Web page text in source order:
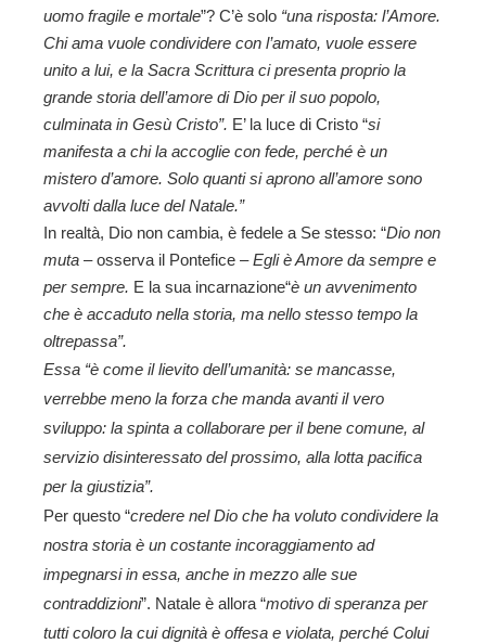
uomo fragile e mortale”? C’è solo “una risposta: l’Amore.
Chi ama vuole condividere con l’amato, vuole essere
unito a lui, e la Sacra Scrittura ci presenta proprio la
grande storia dell’amore di Dio per il suo popolo,
culminata in Gesù Cristo”. E’ la luce di Cristo “si
manifesta a chi la accoglie con fede, perché è un
mistero d’amore. Solo quanti si aprono all’amore sono
avvolti dalla luce del Natale.”
In realtà, Dio non cambia, è fedele a Se stesso: “Dio non
muta – osserva il Pontefice –Egli è Amore da sempre e
per sempre. E la sua incarnazione“è un avvenimento
che è accaduto nella storia, ma nello stesso tempo la
oltrepassa”.
Essa “è come il lievito dell’umanità: se mancasse,
verrebbe meno la forza che manda avanti il vero
sviluppo: la spinta a collaborare per il bene comune, al
servizio disinteressato del prossimo, alla lotta pacifica
per la giustizia”.
Per questo “credere nel Dio che ha voluto condividere la
nostra storia è un costante incoraggiamento ad
impegnarsi in essa, anche in mezzo alle sue
contraddizioni”. Natale è allora “motivo di speranza per
tutti coloro la cui dignità è offesa e violata, perché Colui